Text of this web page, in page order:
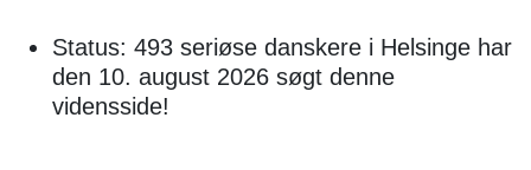
Status: 493 seriøse danskere i Helsinge har
den 10. august 2026 søgt denne
vidensside!